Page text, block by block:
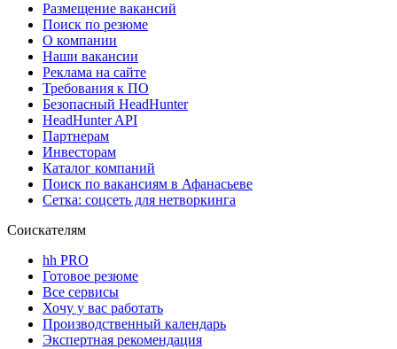
Размещение вакансий
Поиск по резюме
О компании
Наши вакансии
Реклама на сайте
Требования к ПО
Безопасный HeadHunter
HeadHunter API
Партнерам
Инвесторам
Каталог компаний
Поиск по вакансиям в Афанасьеве
Сетка: соцсеть для нетворкинга
Соискателям
hh PRO
Готовое резюме
Все сервисы
Хочу у вас работать
Производственный календарь
Экспертная рекомендация